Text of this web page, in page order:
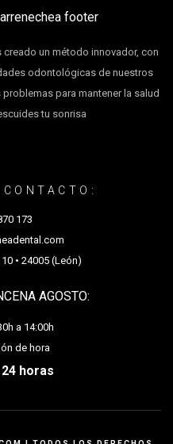
creado un método innovador, con
odontológicas de nuestros
para mantener la salud
tu sonrisa
173
• 24005 (León)
AGOSTO:
a 14:00h
de hora
horas